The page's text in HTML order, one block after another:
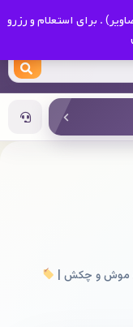
. برای استعلام و رزرو
و چکش |